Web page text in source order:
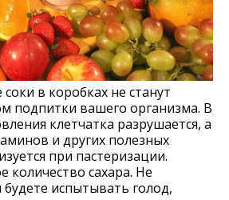
в коробках не станут
подпитки вашего организма. В
клетчатка разрушается, а
и других полезных
при пастеризации.
количество сахара. Не
будете испытывать голод,